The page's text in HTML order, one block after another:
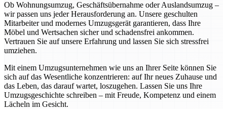
Ob Wohnungsumzug, Geschäftsübernahme oder Auslandsumzug –
wir passen uns jeder Herausforderung an. Unsere geschulten
Mitarbeiter und modernes Umzugsgerät garantieren, dass Ihre
Möbel und Wertsachen sicher und schadensfrei ankommen.
Vertrauen Sie auf unsere Erfahrung und lassen Sie sich stressfrei
umziehen.
Mit einem Umzugsunternehmen wie uns an Ihrer Seite können Sie
sich auf das Wesentliche konzentrieren: auf Ihr neues Zuhause und
das Leben, das darauf wartet, loszugehen. Lassen Sie uns Ihre
Umzugsgeschichte schreiben – mit Freude, Kompetenz und einem
Lächeln im Gesicht.